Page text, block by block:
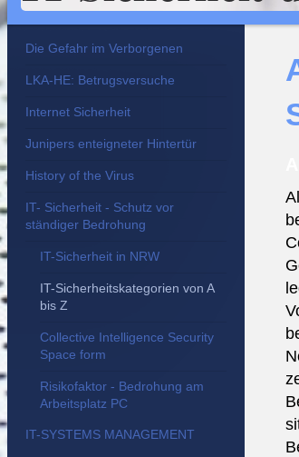
Die Gefahr im Verborgenen
LKA-HE: Betrugsversuche
Internet Sicherheit
Junipers enteigneter Hintertür
History of the Virus
IT- Sicherheit - Schutz vor
ständiger Bedrohung
IT-Sicherheit in NRW
IT-Sicherheitskategorien von A
bis Z
Collective Intelligence Security
Space form
Risikofaktor - Bedrohung am
Arbeitsplatz PC
IT-SYSTEMS MANAGEMENT